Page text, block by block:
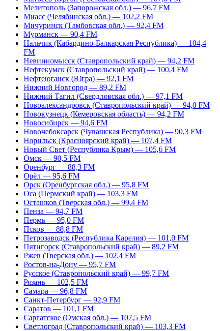
Мелитополь (Запорожская обл.) — 96,7 FM
Миасс (Челябинская обл.) — 102,2 FM
Мичуринск (Тамбовская обл.) — 92,4 FM
Мурманск — 90,4 FM
Нальчик (Кабардино-Балкарская Республика) — 104,4
FM
Невинномысск (Ставропольский край) — 94,2 FM
Нефтекумск (Ставропольский край) — 100,4 FM
Нефтеюганск (Югра) — 92,1 FM
Нижний Новгород — 89,2 FM
Нижний Тагил (Свердловская обл.) — 97,1 FM
Новоалександровск (Ставропольский край) — 94,0 FM
Новокузнецк (Кемеровская область) — 94,2 FM
Новосибирск — 94,6 FM
Новочебоксарск (Чувашская Республика) — 90,3 FM
Норильск (Красноярский край) — 107,4 FM
Новый Свет (Республика Крым) — 105,6 FM
Омск — 90,5 FM
Оренбург — 88,3 FM
Орёл — 95,6 FM
Орск (Оренбургская обл.) — 95,8 FM
Оса (Пермский край) — 103,3 FM
Осташков (Тверская обл.) — 99,4 FM
Пенза — 94,7 FM
Пермь — 95,0 FM
Псков — 88,8 FM
Петрозаводск (Республика Карелия) — 101,0 FM
Пятигорск (Ставропольский край) — 89,2 FM
Ржев (Тверская обл.) — 102,4 FM
Ростов-на-Дону — 95,7 FM
Русское (Ставропольский край) — 99,7 FM
Рязань — 102,5 FM
Самара — 96,8 FM
Санкт-Петербург — 92,9 FM
Саратов — 101,1 FM
Саргатское (Омская обл.) — 107,5 FM
Светлоград (Ставропольский край) — 103,3 FM